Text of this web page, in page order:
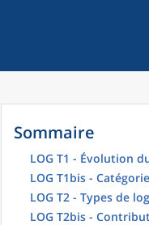
Sommaire
LOG T1 - Évolution
LOG T1bis -
LOG T2 - Types de
LOG T2bis -